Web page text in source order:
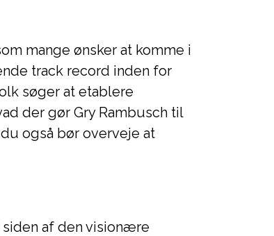
mange ønsker at komme i
track record inden for
søger at etablere
der gør Gry Rambusch til
også bør overveje at
af den visionære